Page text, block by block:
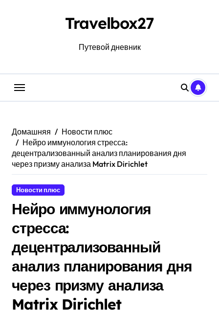
Travelbox27
Путевой дневник
Домашняя
Новости плюс
Нейро иммунология стресса:
децентрализованный анализ планирования дня
через призму анализа Matrix Dirichlet
Новости плюс
Нейро иммунология
стресса:
децентрализованный
анализ планирования дня
через призму анализа
Matrix Dirichlet